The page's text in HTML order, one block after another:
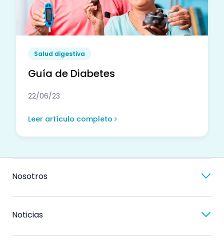
Salud digestiva
Guía de Diabetes
22/06/23
Leer artículo completo
Nosotros
Noticias